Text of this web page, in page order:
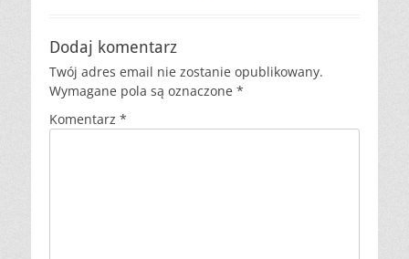
Dodaj komentarz
Twój adres email nie zostanie opublikowany.
Wymagane pola są oznaczone *
Komentarz *